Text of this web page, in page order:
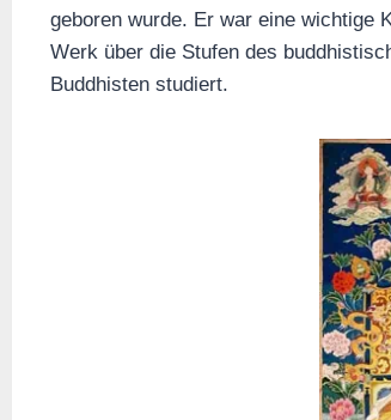
geboren wurde. Er war eine wichtige
Werk über die Stufen des
Buddhisten studiert.